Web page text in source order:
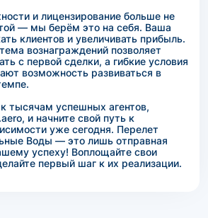
и лицензирование больше не
— мы берём это на себя. Ваша
клиентов и увеличивать прибыль.
вознаграждений позволяет
с первой сделки, а гибкие условия
возможность развиваться в
тысячам успешных агентов,
и начните свой путь к
уже сегодня. Перелет
Воды — это лишь отправная
успеху! Воплощайте свои
первый шаг к их реализации.